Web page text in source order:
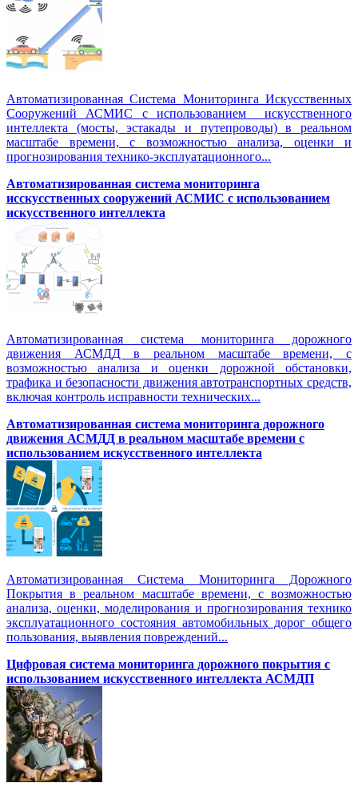
Автоматизированная Система Мониторинга Искусственных
Сооружений АСМИС с использованием искусственного
интеллекта (мосты, эстакады и путепроводы) в реальном
масштабе времени, с возможностью анализа, оценки и
прогнозирования технико-эксплуатационного...
Автоматизированная система мониторинга
исскусственных сооружений АСМИС с использованием
искусственного интеллекта
Автоматизированная система мониторинга дорожного
движения АСМДД в реальном масштабе времени, с
возможностью анализа и оценки дорожной обстановки,
трафика и безопасности движения автотранспортных средств,
включая контроль исправности технических...
Автоматизированная cистема мониторинга дорожного
движения АСМДД в реальном масштабе времени с
использованием искусственного интеллекта
Автоматизированная Система Мониторинга Дорожного
Покрытия в реальном масштабе времени, с возможностью
анализа, оценки, моделирования и прогнозирования технико
эксплуатационного состояния автомобильных дорог общего
пользования, выявления повреждений...
Цифровая система мониторинга дорожного покрытия с
использованием искусственного интеллекта АСМДП